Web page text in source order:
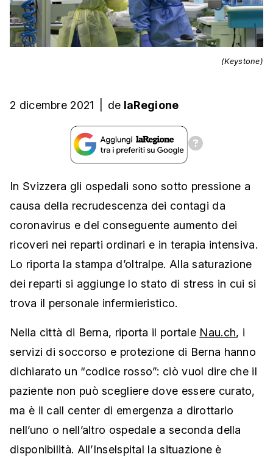
(Keystone)
2 dicembre 2021 de laRegione
In Svizzera gli ospedali sono sotto pressione a
causa della recrudescenza dei contagi da
coronavirus e del conseguente aumento dei
ricoveri nei reparti ordinari e in terapia intensiva.
Lo riporta la stampa d’oltralpe. Alla saturazione
dei reparti si aggiunge lo stato di stress in cui si
trova il personale infermieristico.
Nella città di Berna, riporta il portale Nau.ch, i
servizi di soccorso e protezione di Berna hanno
dichiarato un “codice rosso”: ciò vuol dire che il
paziente non può scegliere dove essere curato,
ma è il call center di emergenza a dirottarlo
nell’uno o nell’altro ospedale a seconda della
disponibilità. All’Inselspital la situazione è